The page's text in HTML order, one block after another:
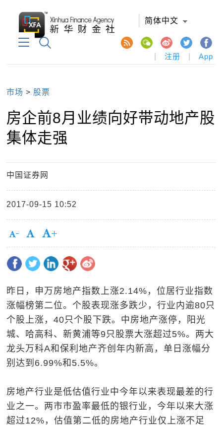
简体中文
注册 App
市场 > 股票
房企前8月业绩向好带动地产股
集体走强
中国证券网
2017-09-15 10:52
昨日，申万房地产指数上涨2.14%，位居行业指数
涨幅榜第二位。个股表现涨多跌少，行业内逾80只
个股上涨，40只个股下跌。中房地产涨停，阳光
城、哈高科、新黄浦等9只股票大涨超过5%。两大
龙头万科A和保利地产齐创年内新高，单日涨幅分
别达到6.99%和5.5%。
房地产行业是低估值行业中今年以来表现最差的行
业之一。两市市盈率最低的银行业，今年以来大涨
超过12%，估值第二低的房地产行业仅上涨不足